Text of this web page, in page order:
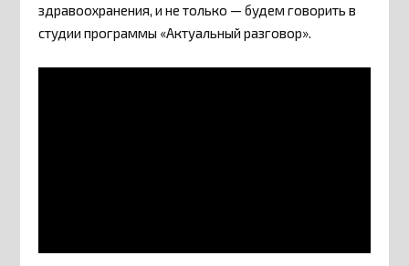
здравоохранения, и не только — будем говорить в
студии программы «Актуальный разговор».